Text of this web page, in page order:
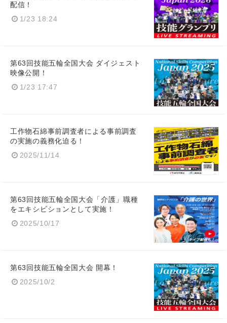
配信！
1/23 18:24
第63回技能五輪全国大会 ダイジェスト
映像公開！
1/23 17:47
工作物石綿事前調査者による事前調査
の実施の義務化迫る！
2025/11/14
第63回技能五輪全国大会「介護」職種
をエキシビションとして実施！
2025/10/17
第63回技能五輪全国大会 開幕！
2025/10/2